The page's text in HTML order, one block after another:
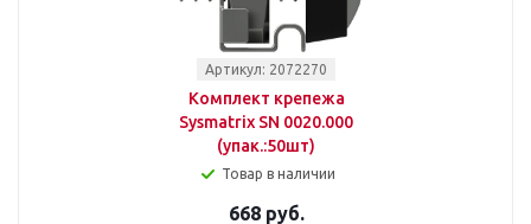
Артикул: 2072270
Комплект крепежа
Sysmatrix SN 0020.000
(упак.:50шт)
Товар в наличии
668 руб.